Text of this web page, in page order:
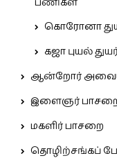
கொரோனா
கஜா புயல்
ஆன்றோர்
இளைஞர்
மகளிர் பாசறை
தொழிற்சங்கப்